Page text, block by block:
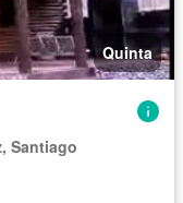
Quinta
Santiago